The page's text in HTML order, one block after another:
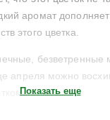
аромат дополняет
этого цветка.
безветренные
апреля можно
Показать еще